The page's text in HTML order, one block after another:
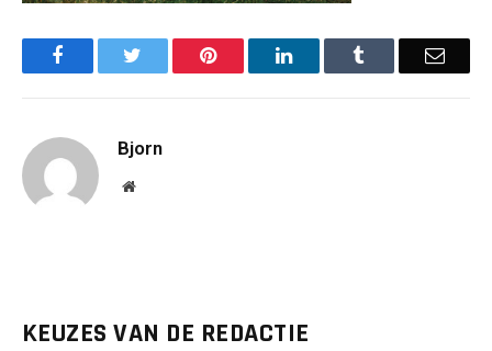
Facebook Pinterest LinkedIn Email
Bjorn
Website
KEUZES VAN DE REDACTIE